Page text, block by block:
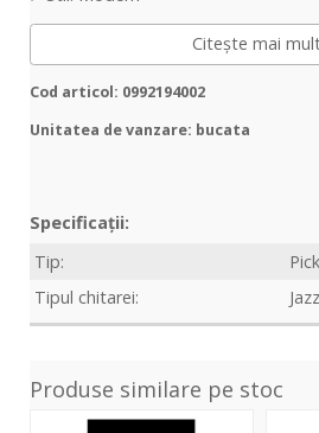
Citește mai
Cod articol: 0992194002
Unitatea de vanzare: bucata
Specificații:
Tip:
Tipul chitarei:
Produse similare pe stoc
Pickguard